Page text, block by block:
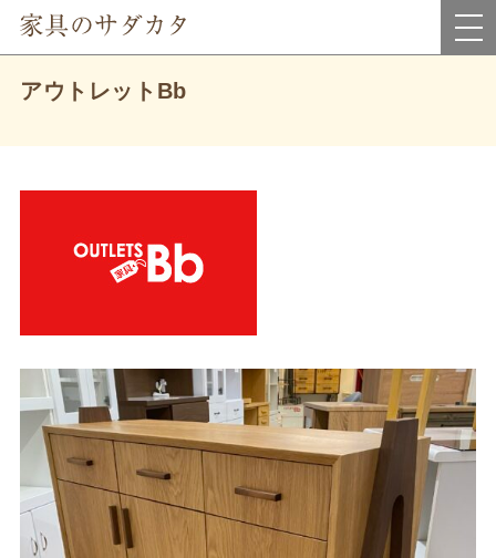
岡山県真庭市にあるインテリア家具・雑貨＆アウトレット家具のお店です。
アウトレットBb